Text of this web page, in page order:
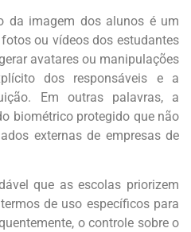
da imagem dos alunos é um
ou vídeos dos estudantes
avatares ou manipulações
dos responsáveis e a
Em outras palavras, a
biométrico protegido que não
externas de empresas de
que as escolas priorizem
de uso específicos para
o controle sobre o